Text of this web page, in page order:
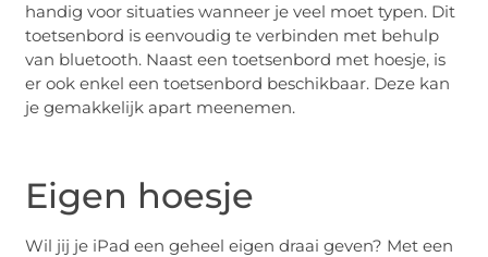
handig voor situaties wanneer je veel moet typen. Dit
toetsenbord is eenvoudig te verbinden met behulp
van bluetooth. Naast een toetsenbord met hoesje, is
er ook enkel een toetsenbord beschikbaar. Deze kan
je gemakkelijk apart meenemen.
Eigen hoesje
Wil jij je iPad een geheel eigen draai geven? Met een